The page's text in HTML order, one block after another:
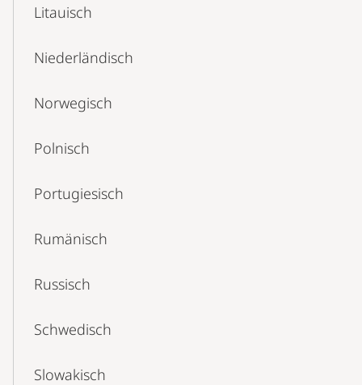
Litauisch
Niederländisch
Norwegisch
Polnisch
Portugiesisch
Rumänisch
Russisch
Schwedisch
Slowakisch